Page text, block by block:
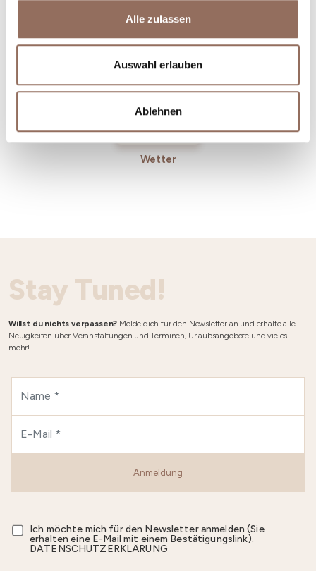
Alle zulassen
Auswahl erlauben
Ablehnen
Betriebe
Wetter
Stay Tuned!
Willst du nichts verpassen? Melde dich für den Newsletter an und erhalte alle
Neuigkeiten über Veranstaltungen und Terminen, Urlaubsangebote und vieles
mehr!
Anmeldung
Ich möchte mich für den Newsletter anmelden (Sie
erhalten eine E-Mail mit einem Bestätigungslink).
DATENSCHUTZERKLÄRUNG